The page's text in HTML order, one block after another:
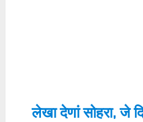
लेखा देणां सोहरा, जे